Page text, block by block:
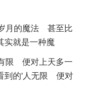
的魔法 甚至比
就是一种魔
便对上天多一
到的'人无限 便对